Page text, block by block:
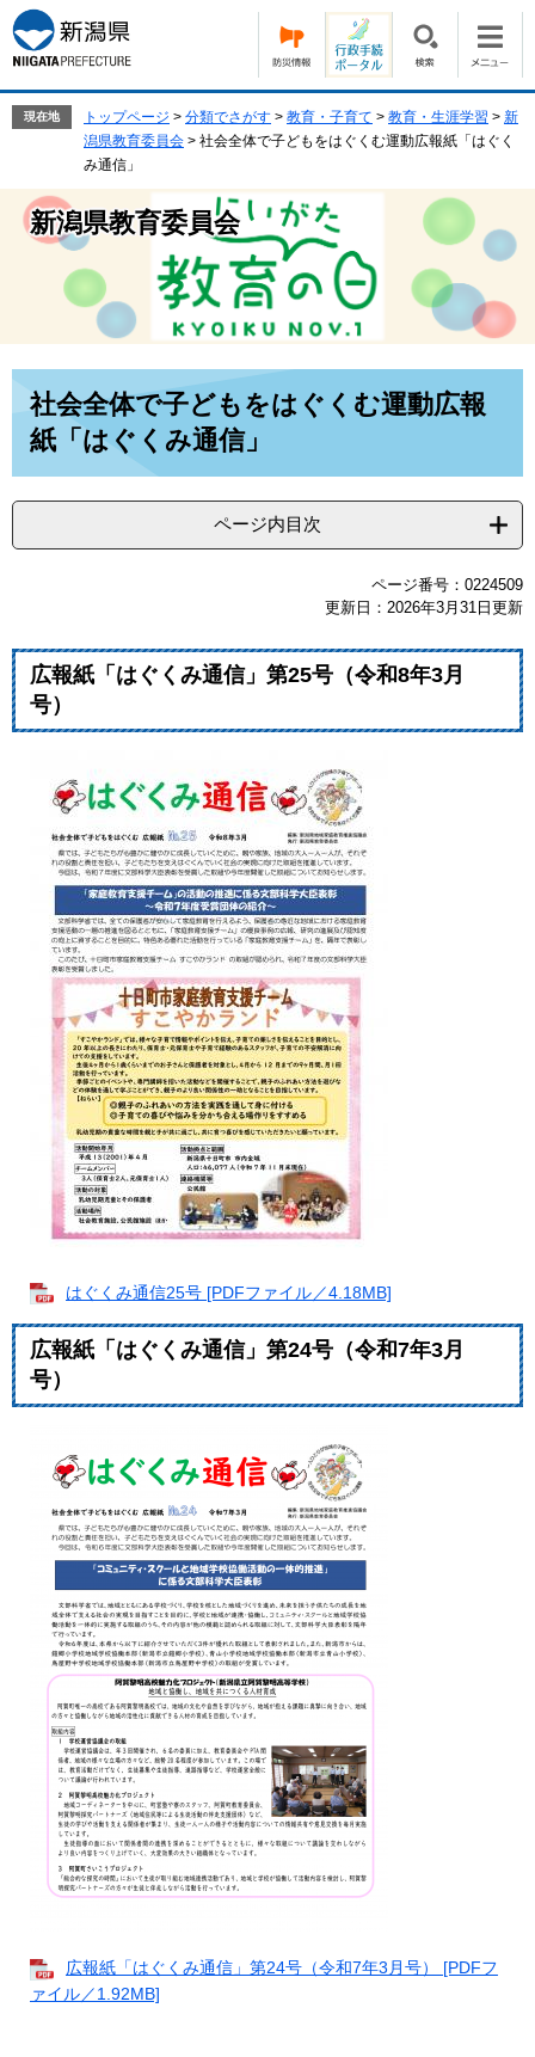
ー
ジ
の
す。
ニ
ュ
ー
し
現在地 トップページ > 分類でさがす > 教育・子育て > 教育・生涯学習 > 新
潟県教育委員会 > 社会全体で子どもをはぐくむ運動広報紙「はぐく
み通信」
新潟県教育委員会
社会全体で子どもをはぐくむ運動広報
紙「はぐくみ通信」
ページ内目次
ページ番号：0224509
更新日：2026年3月31日更新
広報紙「はぐくみ通信」第25号（令和8年3月
号）
はぐくみ通信25号 [PDFファイル／4.18MB]
広報紙「はぐくみ通信」第24号（令和7年3月
号）
広報紙「はぐくみ通信」第24号（令和7年3月号） [PDFフ
ァイル／1.92MB]